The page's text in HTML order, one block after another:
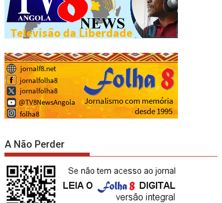
A Não Perder